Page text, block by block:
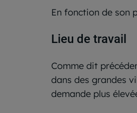
En fonction de son
Lieu de travail
Comme dit
dans des grandes
demande plus